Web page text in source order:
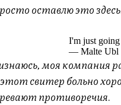
оставлю это
I'm just
— Malte Ubl
моя компания
свитер больно
противоречия.